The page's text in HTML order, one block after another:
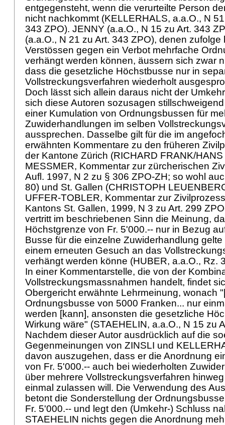
entgegensteht, wenn die verurteilte Person
nicht nachkommt (KELLERHALS, a.a.O., N
343 ZPO). JENNY (a.a.O., N 15 zu Art. 343
(a.a.O., N 21 zu Art. 343 ZPO), denen zufolge
Verstössen gegen ein Verbot mehrfache
verhängt werden können, äussern sich zwar
dass die gesetzliche Höchstbusse nur in
Vollstreckungsverfahren wiederholt
Doch lässt sich allein daraus nicht der
sich diese Autoren sozusagen
einer Kumulation von Ordnungsbussen für
Zuwiderhandlungen im selben
aussprechen. Dasselbe gilt für die im
erwähnten Kommentare zu den früheren
der Kantone Zürich (RICHARD FRANK/
MESSMER, Kommentar zur zürcherischen
Aufl. 1997, N 2 zu § 306 ZPO-ZH; so wohl
80) und St. Gallen (CHRISTOPH
UFFER-TOBLER, Kommentar zur
Kantons St. Gallen, 1999, N 3 zu Art. 299 ZPO
vertritt im beschriebenen Sinn die Meinung,
Höchstgrenze von Fr. 5'000.-- nur in Bezug
Busse für die einzelne Zuwiderhandlung
einem erneuten Gesuch an das
verhängt werden könne (HUBER, a.a.O.,
In einer Kommentarstelle, die von der
Vollstreckungsmassnahmen handelt, findet
Obergericht erwähnte Lehrmeinung, wonach
Ordnungsbusse von 5000 Franken... nur
werden [kann], ansonsten die gesetzliche
Wirkung wäre" (STAEHELIN, a.a.O., N 15 zu
Nachdem dieser Autor ausdrücklich auf die
Gegenmeinungen von ZINSLI und
davon auszugehen, dass er die Anordnung
von Fr. 5'000.-- auch bei wiederholten
über mehrere Vollstreckungsverfahren
einmal zulassen will. Die Verwendung des
betont die Sonderstellung der
Fr. 5'000.-- und legt den (Umkehr-) Schluss
STAEHELIN nichts gegen die Anordnung